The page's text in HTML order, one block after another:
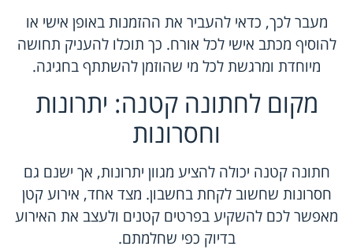
מעבר לכך, כדאי להעביר את ההזמנות באופן אישי או
להוסיף מכתב אישי לכל אורח. כך תוכלו להעניק תחושה
מיוחדת ומרגשת לכל מי שהוזמן להשתתף בחגיגה.
מקום לחתונה קטנה: יתרונות
וחסרונות
חתונה קטנה יכולה להציע מגוון יתרונות, אך ישנם גם
חסרונות שחשוב לקחת בחשבון. מצד אחד, אירוע קטן
מאפשר לכם להשקיע בפרטים קטנים ולעצב את האירוע
בדיוק כפי שחלמתם.